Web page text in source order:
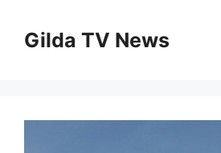
contenuto
Gilda TV News